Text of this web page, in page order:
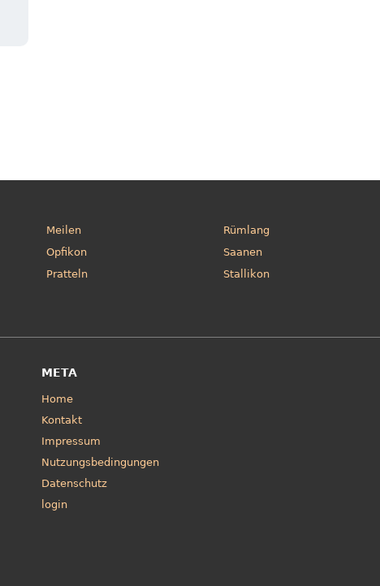
Meilen
Opfikon
Pratteln
Rümlang
Saanen
Stallikon
META
Home
Kontakt
Impressum
Nutzungsbedingungen
Datenschutz
login